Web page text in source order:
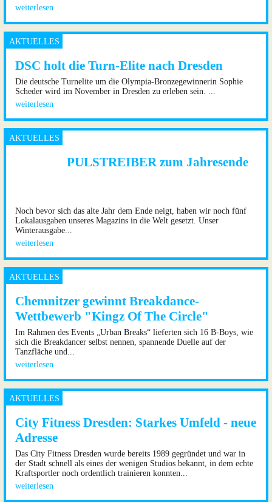
weiterlesen
DSC holt die Turn-Elite nach Dresden
Die deutsche Turnelite um die Olympia-Bronzegewinnerin Sophie
Scheder wird im November in Dresden zu erleben sein. ...
weiterlesen
PULSTREIBER zum Jahresende
Noch bevor sich das alte Jahr dem Ende neigt, haben wir noch fünf
Lokalausgaben unseres Magazins in die Welt gesetzt. Unser
Winterausgabe...
weiterlesen
Chemnitzer gewinnt Breakdance-
Wettbewerb "Kingz Of The Circle"
Im Rahmen des Events „Urban Breaks“ lieferten sich 16 B-Boys, wie
sich die Breakdancer selbst nennen, spannende Duelle auf der
Tanzfläche und...
weiterlesen
City Fitness Dresden: Starkes Umfeld - neue
Adresse
Das City Fitness Dresden wurde bereits 1989 gegründet und war in
der Stadt schnell als eines der wenigen Studios bekannt, in dem echte
Kraftsportler noch ordentlich trainieren konnten...
weiterlesen